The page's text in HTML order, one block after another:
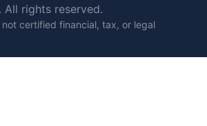
rights reserved.
certified financial, tax, or legal